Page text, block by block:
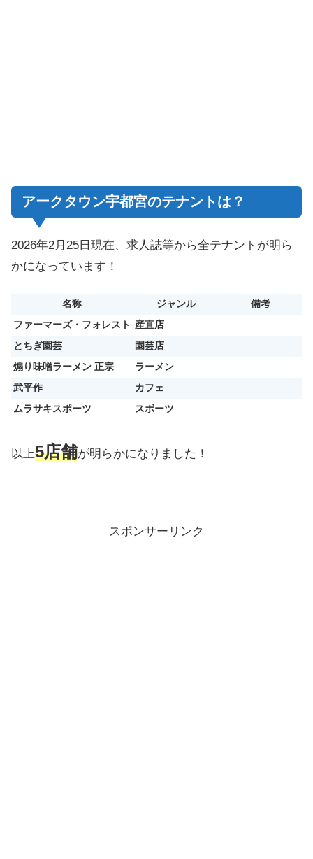
アークタウン宇都宮のテナントは？
2026年2月25日現在、求人誌等から全テナントが明ら
かになっています！
名称 ジャンル
備考
ファーマーズ・フォレスト 産直店
とちぎ園芸
園芸店
煽り味噌ラーメン 正宗
ラーメン
武平作
カフェ
ムラサキスポーツ
スポーツ
以上5店舗が明らかになりました！
スポンサーリンク